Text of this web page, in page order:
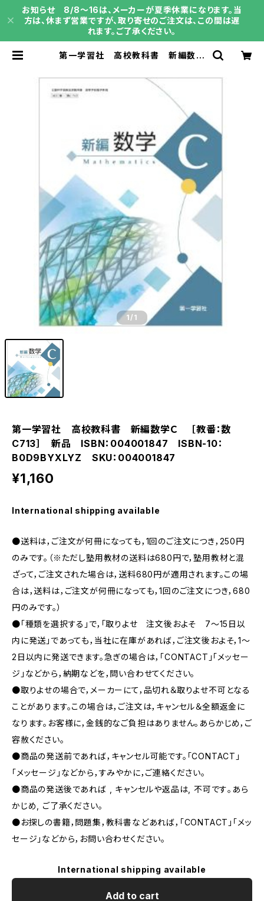
お知らせ 8/8～16は、メーカーが夏季休業になります。当
方は、休まず営業ですが、取り寄せのご注文は、この間は遅
れます。ご了承ください。
第一学習社 高校教科書 新編数学
9BYXLYZ SKU：004001847 |
育之書店（いくのしょてん）
1/1
第一学習社 高校教科書 新編数学Ｃ ［教番：数
C713］ 新品 ISBN：004001847 ISBN-10：
B0D9BYXLYZ SKU：004001847
¥1,160
International shipping available
●送料は，ご注文が何冊になっても，1回のご注文につき，250円
のみです。（※ただし塾用教材の送料は680円で，塾用教材と混
ざって，ご注文された場合は，送料680円が適用されます。この場
合は，送料は，ご注文が何冊になっても，1回のご注文につき，680
円のみです。）
●「種類を選択する」で，「取りよせ 注文後およそ 7〜15日以
内に発送」であっても，当社に在庫があれば，ご注文後およそ，1〜
2日以内に発送できます。急ぎの場合は，「CONTACT」「メッセー
ジ」などから，納期などを，問い合わせてください。
●取りよせの場合で，メーカーにて，品切れ＆取りよせ不可となる
ことがあります。この場合は，ご注文は，キャンセル＆全額返金に
なります。お客様に，金銭的なご負担はありません。あらかじめ，ご
容赦ください。
●商品の発送前であれば，キャンセル可能です。「CONTACT」
「メッセージ」などから，すみやかに，ご連絡ください。
●商品の発送後であれば , キャンセルや返品は, 不可です｡あら
かじめ, ご了承ください｡
●お探しの書籍，問題集，教科書などあれば，「CONTACT」「メッ
セージ」などから，お問い合わせください。
International shipping available
Add to cart